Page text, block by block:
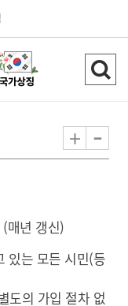
검
색
기
+ -
매년 갱신)
있는 모든 시민(등
도의 가입 절차 없